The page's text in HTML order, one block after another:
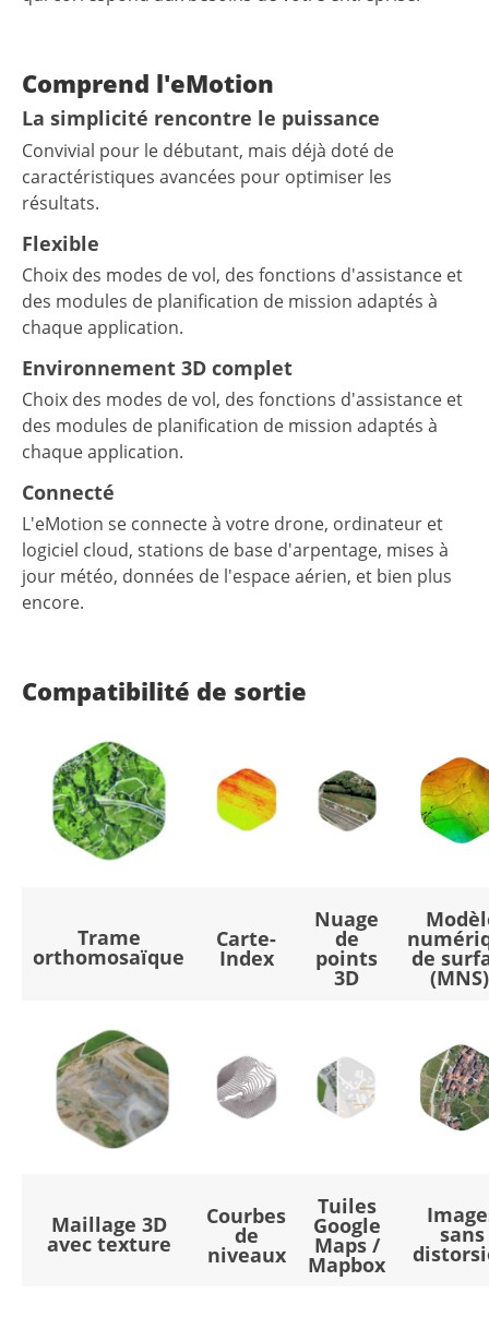
Comprend l'eMotion
La simplicité rencontre le puissance
Convivial pour le débutant, mais déjà doté de
caractéristiques avancées pour optimiser les
résultats.
Flexible
Choix des modes de vol, des fonctions d'assistance et
des modules de planification de mission adaptés à
chaque application.
Environnement 3D complet
Choix des modes de vol, des fonctions d'assistance et
des modules de planification de mission adaptés à
chaque application.
Connecté
L'eMotion se connecte à votre drone, ordinateur et
logiciel cloud, stations de base d'arpentage, mises à
jour météo, données de l'espace aérien, et bien plus
encore.
Compatibilité de sortie
Trame
orthomosaïque
Carte-
Index
Nuage
de
points
3D
de
Maillage 3D
avec texture
Courbes
de
niveaux
Tuiles
Google
Maps /
Mapbox
sans